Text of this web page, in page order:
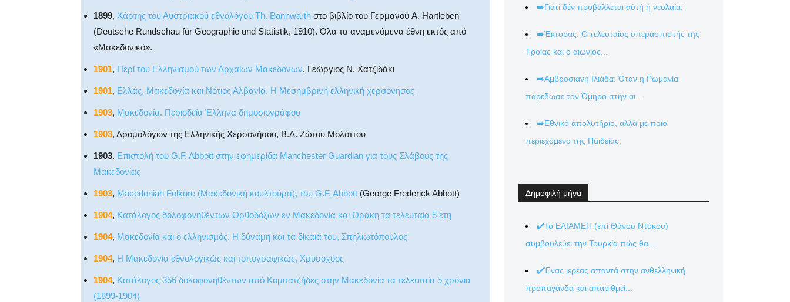
1899, Χάρτης του Αυστριακού εθνολόγου Th. Bannwarth στο βιβλίο του Γερμανού A. Hartleben
(Deutsche Rundschau für Geographie und Statistik, 1910). Όλα τα αναμενόμενα έθνη εκτός από
«Μακεδονικό».
1901, Περί του Ελληνισμού των Αρχαίων Μακεδόνων, Γεώργιος Ν. Χατζιδάκι
1901, Ελλάς, Μακεδονία και Νότιος Αλβανία. Η Μεσημβρινή ελληνική χερσόνησος
1903, Μακεδονία. Περιοδεία Έλληνα δημοσιογράφου
1903, Δρομολόγιον της Ελληνικής Χερσονήσου, Β.Δ. Ζώτου Μολόττου
1903. Επιστολή του G.F. Abbott στην εφημερίδα Manchester Guardian για τους Σλάβους της
Μακεδονίας
1903, Macedonian Folkore (Μακεδονική κουλτούρα), του G.F. Abbott (George Frederick Abbott)
1904, Κατάλογος δολοφονηθέντων Ορθοδόξων εν Μακεδονία και Θράκη τα τελευταία 5 έτη
1904, Μακεδονία και ο ελληνισμός. Η δύναμη και τα δίκαιά του, Σπηλιωτόπουλος
1904, Η Μακεδονία εθνολογικώς και τοπογραφικώς, Χρυσοχόος
1904, Κατάλογος 356 δολοφονηθέντων από Κομιτατζήδες στην Μακεδονία τα τελευταία 5 χρόνια
(1899-1904)
➡️Γιατί δέν προβάλλεται αὐτή ἡ νεολαία;
➡️Έκτορας: Ο τελευταίος υπερασπιστής της
Τροίας και ο αιώνιος...
➡️Αμβροσιανή Ιλιάδα: Όταν η Ρωμανία
παρέδωσε τον Όμηρο στην αι...
➡️Εθνικό απολυτήριο, αλλά με ποιο
περιεχόμενο της Παιδείας;
Δημοφιλή μήνα
✔️Το ΕΛΙΑΜΕΠ (επί Θάνου Ντόκου)
συμβουλεύει την Τουρκία πώς θα...
✔️Ένας ιερέας απαντά στην ανθελληνική
προπαγάνδα και απαριθμεί...